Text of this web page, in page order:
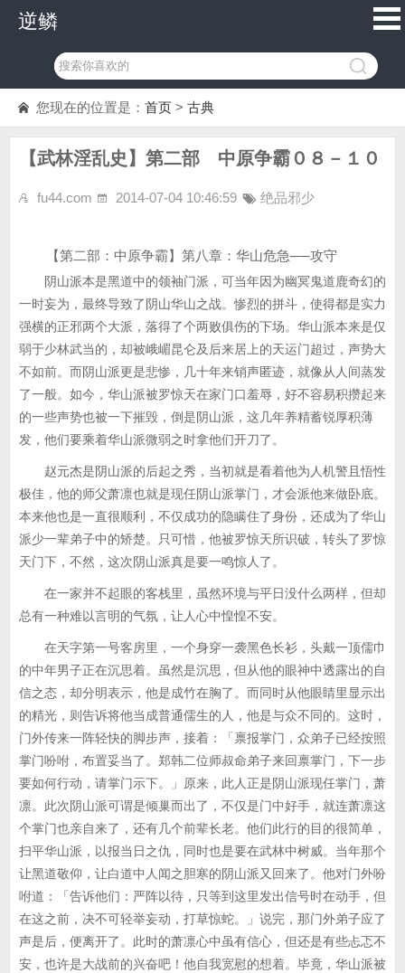
逆鳞
您现在的位置是： 首页 > 古典
【武林淫乱史】第二部 中原争霸０８－１０
fu44.com 2014-07-04 10:46:59 绝品邪少
【第二部：中原争霸】第八章：华山危急──攻守
阴山派本是黑道中的领袖门派，可当年因为幽冥鬼道鹿奇幻的
一时妄为，最终导致了阴山华山之战。惨烈的拼斗，使得都是实力
强横的正邪两个大派，落得了个两败俱伤的下场。华山派本来是仅
弱于少林武当的，却被峨嵋昆仑及后来居上的天运门超过，声势大
不如前。而阴山派更是悲惨，几十年来销声匿迹，就像从人间蒸发
了一般。如今，华山派被罗惊天在家门口羞辱，好不容易积攒起来
的一些声势也被一下摧毁，倒是阴山派，这几年养精蓄锐厚积薄
发，他们要乘着华山派微弱之时拿他们开刀了。
赵元杰是阴山派的后起之秀，当初就是看着他为人机警且悟性
极佳，他的师父萧凛也就是现任阴山派掌门，才会派他来做卧底。
本来他也是一直很顺利，不仅成功的隐瞒住了身份，还成为了华山
派少一辈弟子中的矫楚。只可惜，他被罗惊天所识破，转头了罗惊
天门下，不然，这次阴山派真是要一鸣惊人了。
在一家并不起眼的客栈里，虽然环境与平日没什么两样，但却
总有一种难以言明的气氛，让人心中惶惶不安。
在天字第一号客房里，一个身穿一袭黑色长衫，头戴一顶儒巾
的中年男子正在沉思着。虽然是沉思，但从他的眼神中透露出的自
信之态，却分明表示，他是成竹在胸了。而同时从他眼睛里显示出
的精光，则告诉将他当成普通儒生的人，他是与众不同的。这时，
门外传来一阵轻快的脚步声，接着：「禀报掌门，众弟子已经按照
掌门吩咐，布置妥当了。郑韩二位师叔命弟子来回禀掌门，下一步
要如何行动，请掌门示下。」原来，此人正是阴山派现任掌门，萧
凛。此次阴山派可谓是倾巢而出了，不仅是门中好手，就连萧凛这
个掌门也亲自来了，还有几个前辈长老。他们此行的目的很简单，
扫平华山派，以报当日之仇，同时也是要在武林中树威。当年那个
让黑道敬仰，让白道中人闻之胆寒的阴山派又回来了。他对门外吩
咐道：「告诉他们：严阵以待，只等到这里发出信号时在动手，但
在这之前，决不可轻举妄动，打草惊蛇。」说完，那门外弟子应了
声是后，便离开了。此时的萧凛心中虽有信心，但还是有些忐忑不
安，也许是大战前的兴奋吧！他自我宽慰的想着。毕竟，华山派被